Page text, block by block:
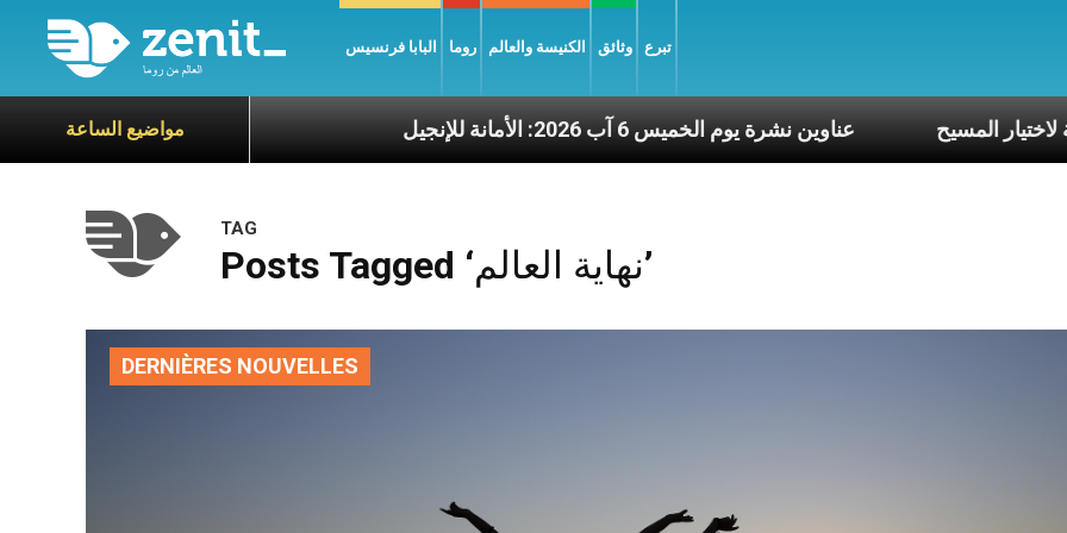
البابا فرنسيس روما الكنيسة والعالم وثائق تبرع
مواضيع الساعة عناوين نشرة يوم الخميس 6 آب 2026: الأمانة للإنجيل أبدًا الشجاعة لاختيار المسيح
TAG
Posts Tagged ‘نهاية العالم’
DERNIÈRES NOUVELLES